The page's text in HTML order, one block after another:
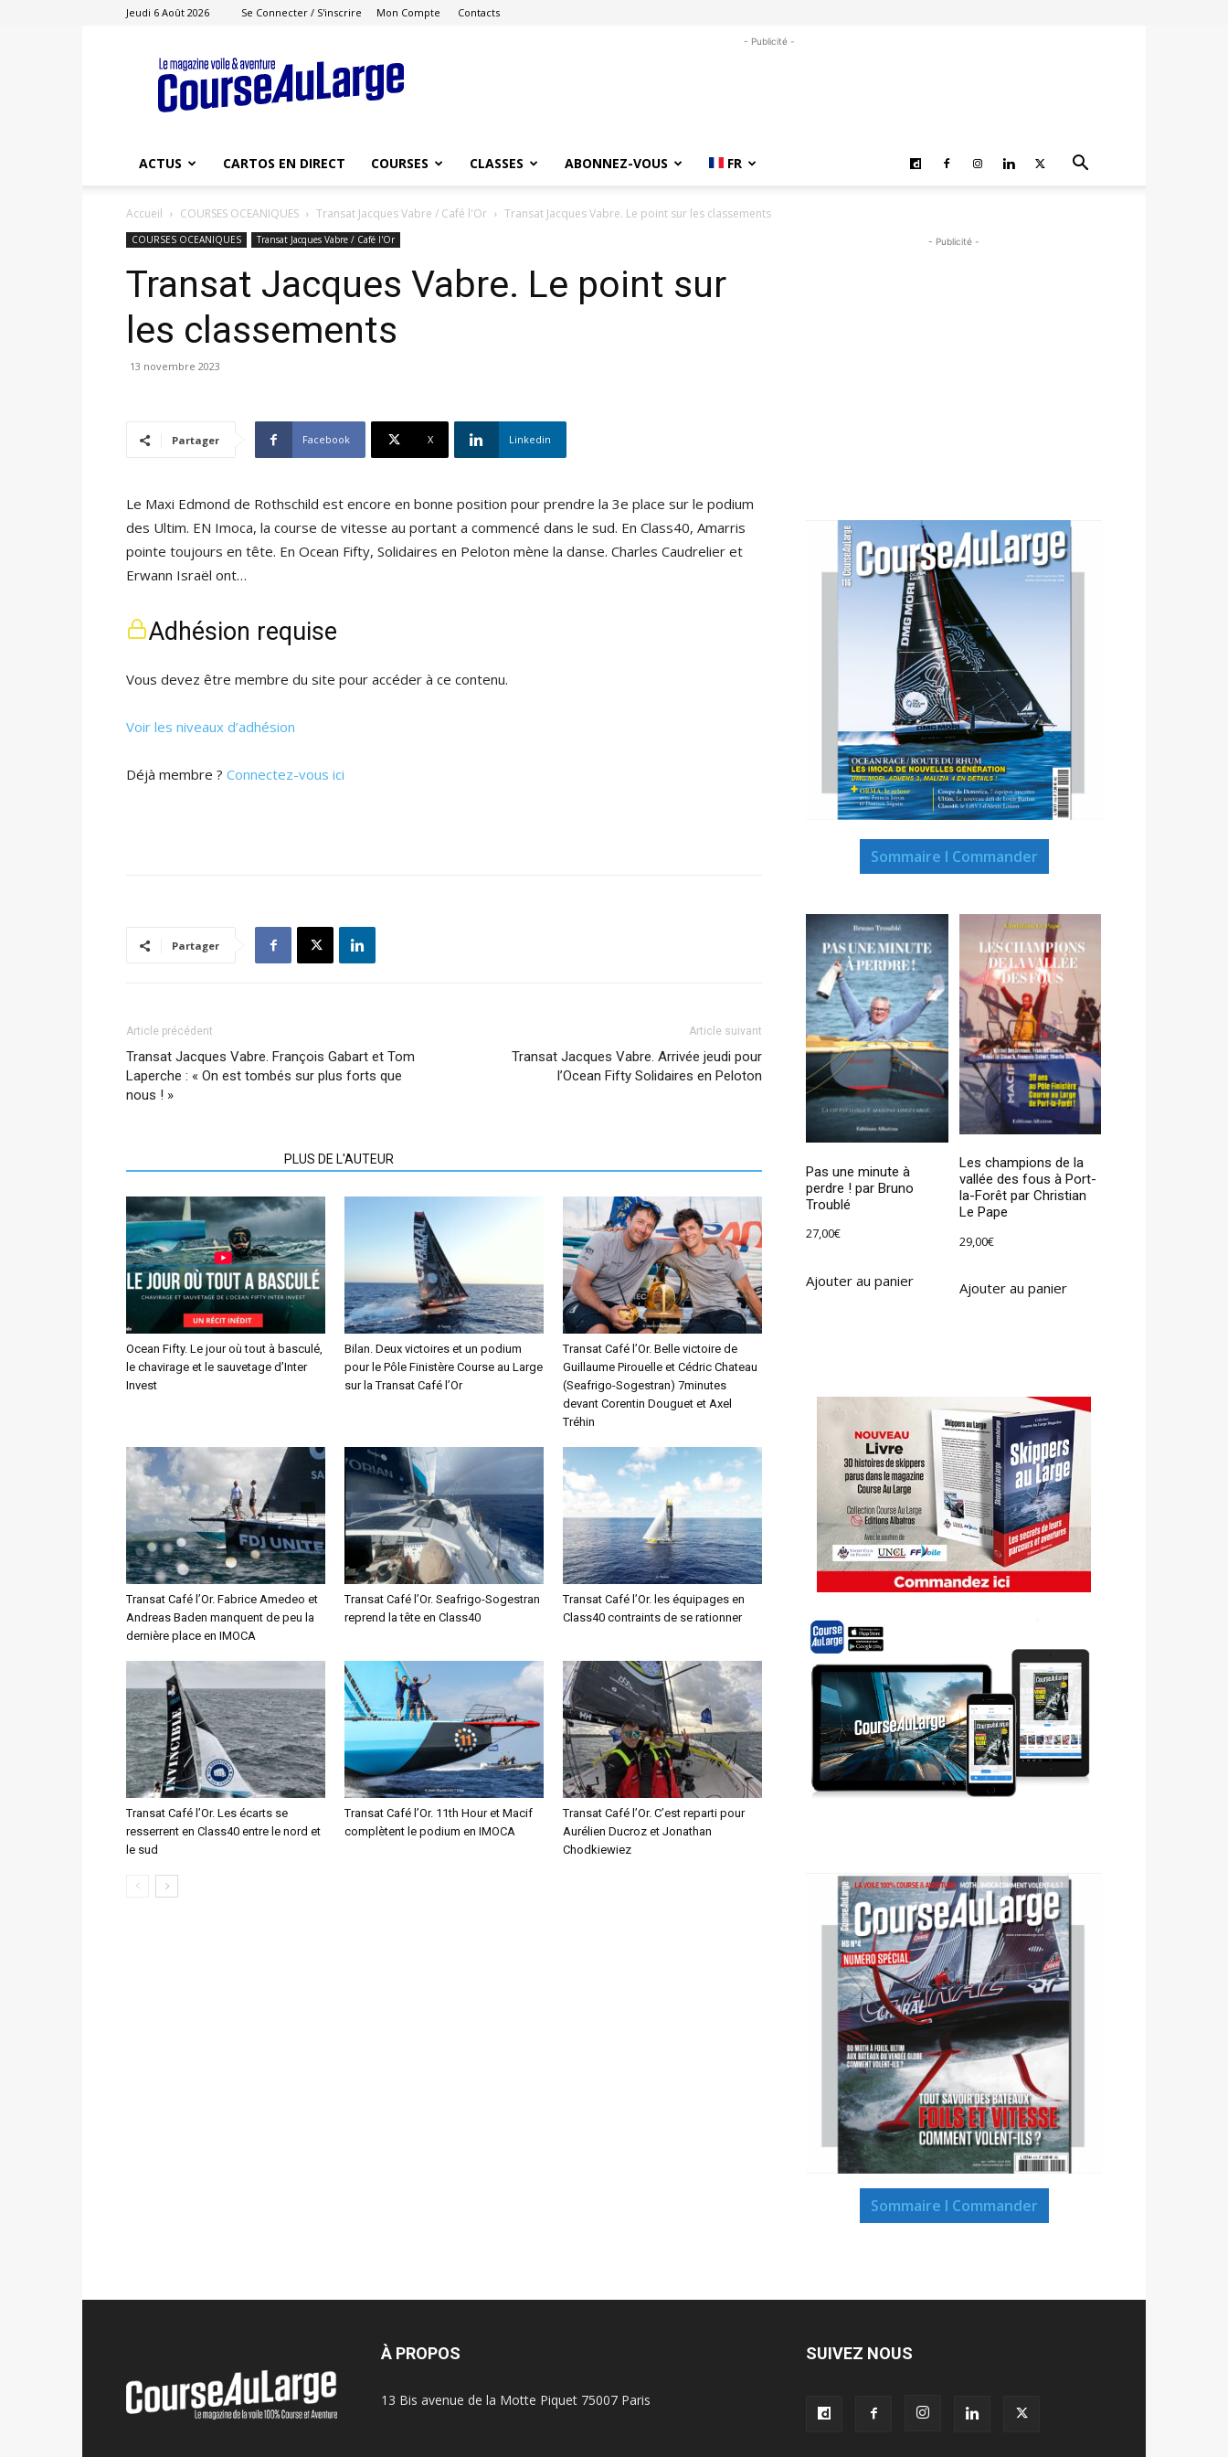
Jeudi 6 Août 2026 Se Connecter / S'inscrire Mon Compte Contacts
Course
au
Large
- Publicité -
ACTUS CARTOS EN DIRECT COURSES CLASSES ABONNEZ-VOUS FR
Accueil COURSES OCEANIQUES Transat Jacques Vabre / Café l'Or Transat Jacques Vabre. Le point sur les classements
COURSES OCEANIQUES Transat Jacques Vabre / Café l'Or
Transat Jacques Vabre. Le point sur
les classements
13 novembre 2023
Partager Facebook X Linkedin
Le Maxi Edmond de Rothschild est encore en bonne position pour prendre la 3e place sur le podium
des Ultim. EN Imoca, la course de vitesse au portant a commencé dans le sud. En Class40, Amarris
pointe toujours en tête. En Ocean Fifty, Solidaires en Peloton mène la danse. Charles Caudrelier et
Erwann Israël ont…
Adhésion requise
Vous devez être membre du site pour accéder à ce contenu.
Voir les niveaux d’adhésion
Déjà membre ? Connectez-vous ici
Partager
Article précédent
Transat Jacques Vabre. François Gabart et Tom
Laperche : « On est tombés sur plus forts que
nous ! »
Article suivant
Transat Jacques Vabre. Arrivée jeudi pour
l’Ocean Fifty Solidaires en Peloton
PLUS DE L'AUTEUR
Ocean Fifty. Le jour où tout à basculé,
le chavirage et le sauvetage d’Inter
Invest
Bilan. Deux victoires et un podium
pour le Pôle Finistère Course au Large
sur la Transat Café l’Or
Transat Café l’Or. Belle victoire de
Guillaume Pirouelle et Cédric Chateau
(Seafrigo-Sogestran) 7minutes
devant Corentin Douguet et Axel
Tréhin
Transat Café l’Or. Fabrice Amedeo et
Andreas Baden manquent de peu la
dernière place en IMOCA
Transat Café l’Or. Seafrigo-Sogestran
reprend la tête en Class40
Transat Café l’Or. les équipages en
Class40 contraints de se rationner
Transat Café l’Or. Les écarts se
resserrent en Class40 entre le nord et
le sud
Transat Café l’Or. 11th Hour et Macif
complètent le podium en IMOCA
Transat Café l’Or. C’est reparti pour
Aurélien Ducroz et Jonathan
Chodkiewiez
- Publicité -
Sommaire I Commander
Pas une minute à
perdre ! par Bruno
Troublé
27,00€
Ajouter au panier
Les champions de la
vallée des fous à Port-
la-Forêt par Christian
Le Pape
29,00€
Ajouter au panier
Sommaire I Commander
À PROPOS
13 Bis avenue de la Motte Piquet 75007 Paris
SUIVEZ NOUS